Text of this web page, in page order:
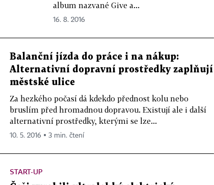
album nazvané Give a...
16. 8. 2016
Balanční jízda do práce i na nákup:
Alternativní dopravní prostředky zaplňují
městské ulice
Za hezkého počasí dá kdekdo přednost kolu nebo
bruslím před hromadnou dopravou. Existují ale i další
alternativní prostředky, kterými se lze...
10. 5. 2016 ▪ 3 min. čtení
START-UP